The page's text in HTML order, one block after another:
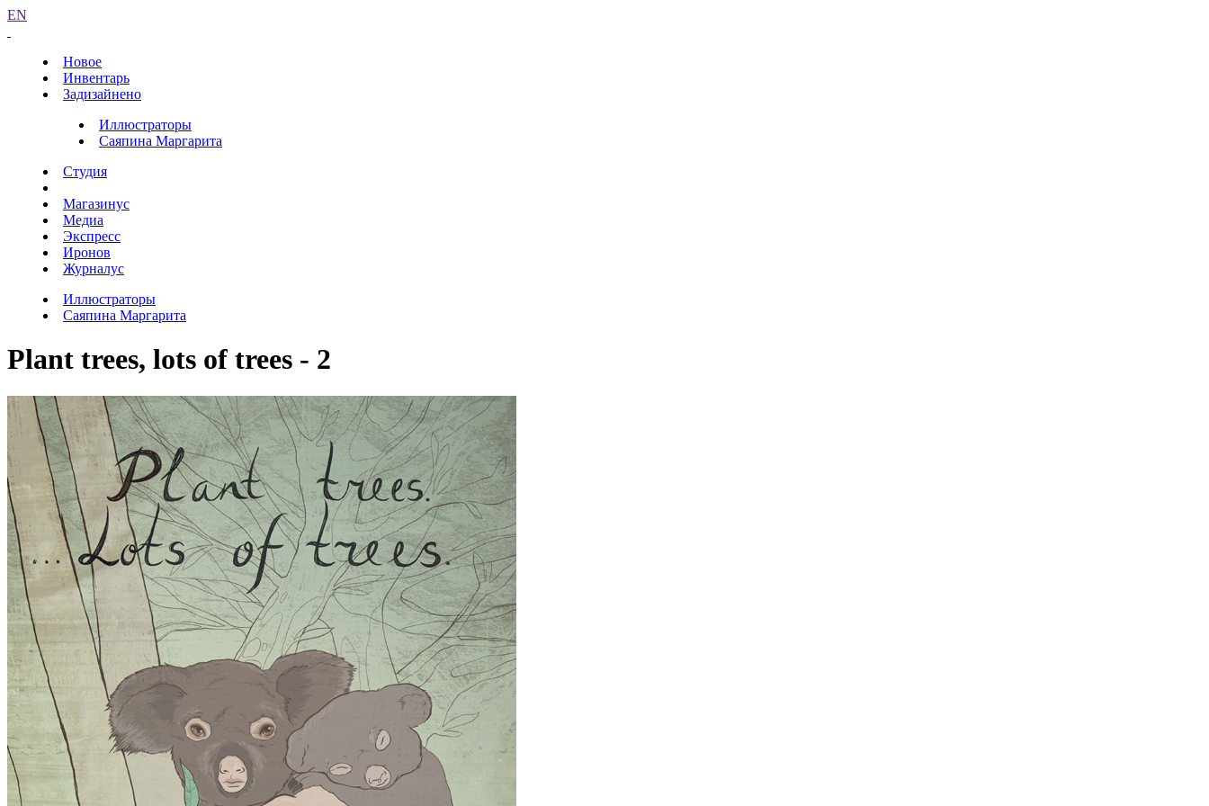
EN
Новое
Инвентарь
Задизайнено
Иллюстраторы
Саяпина Маргарита
Студия
Магазинус
Медиа
Экспресс
Иронов
Журналус
Иллюстраторы
Саяпина Маргарита
Plant trees, lots of trees - 2